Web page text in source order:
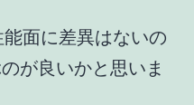
面に差異はないの
が良いかと思いま